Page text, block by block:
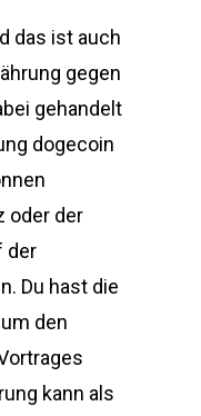
das ist auch
gegen
gehandelt
dogecoin
oder der
der
Du hast die
den
kann als